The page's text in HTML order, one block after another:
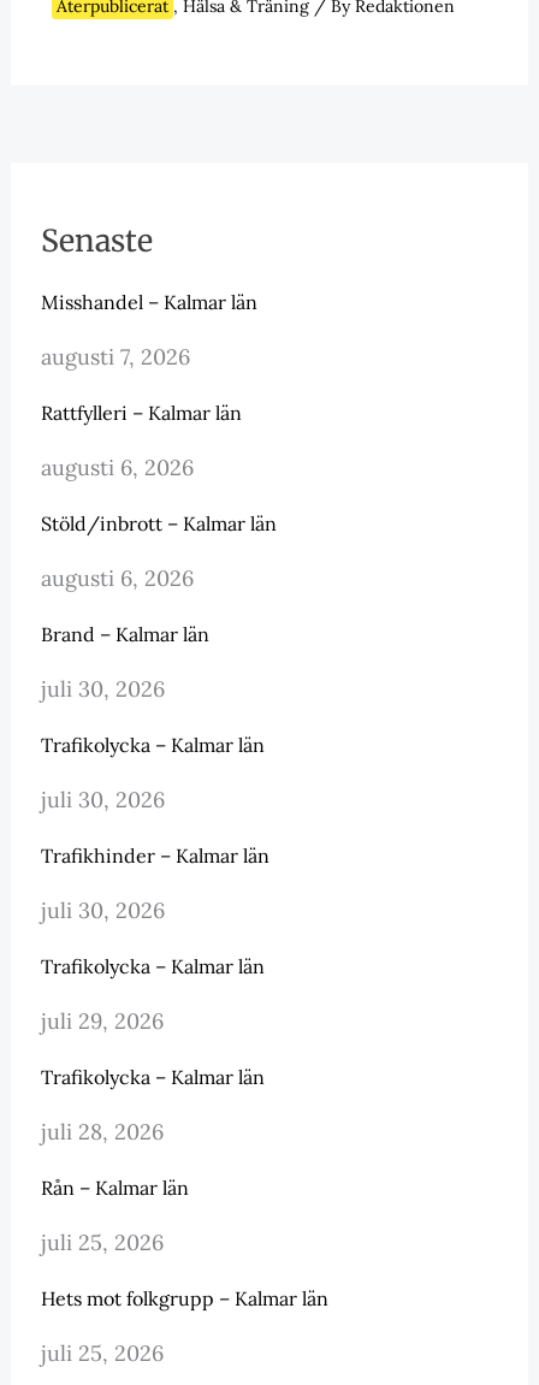
Återpublicerat , Hälsa & Träning/ ByRedaktionen
Senaste
Misshandel – Kalmar län
augusti 7, 2026
Rattfylleri – Kalmar län
augusti 6, 2026
Stöld/inbrott – Kalmar län
augusti 6, 2026
Brand – Kalmar län
juli 30, 2026
Trafikolycka – Kalmar län
juli 30, 2026
Trafikhinder – Kalmar län
juli 30, 2026
Trafikolycka – Kalmar län
juli 29, 2026
Trafikolycka – Kalmar län
juli 28, 2026
Rån – Kalmar län
juli 25, 2026
Hets mot folkgrupp – Kalmar län
juli 25, 2026